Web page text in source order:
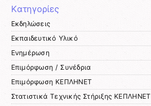
Kατηγορίες
Εκδηλώσεις
Εκπαιδευτικό Υλικό
Ενημέρωση
Επιμόρφωση / Συνέδρια
Επιμόρφωση ΚΕΠΛΗΝΕΤ
Στατιστικά Τεχνικής Στήριξης ΚΕΠΛΗΝΕΤ